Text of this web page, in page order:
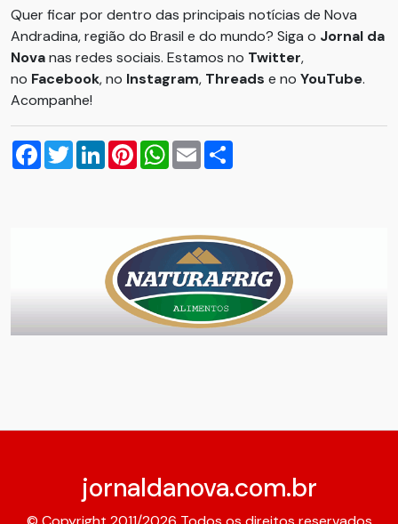
Quer ficar por dentro das principais notícias de Nova
Andradina, região do Brasil e do mundo? Siga o Jornal da
Novanas redes sociais. Estamos no Twitter,
no Facebook, no Instagram, Threads e no YouTube.
Acompanhe!
Facebook
TwitterLinkedInPinterestWhatsApp
Email
jornaldanova.com.br